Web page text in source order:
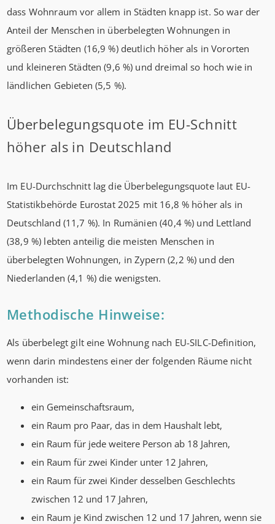
dass Wohnraum vor allem in Städten knapp ist. So war der
Anteil der Menschen in überbelegten Wohnungen in
größeren Städten (16,9 %) deutlich höher als in Vororten
und kleineren Städten (9,6 %) und dreimal so hoch wie in
ländlichen Gebieten (5,5 %).
Überbelegungsquote im EU-Schnitt
höher als in Deutschland
Im EU-Durchschnitt lag die Überbelegungsquote laut EU-
Statistikbehörde Eurostat 2025 mit 16,8 % höher als in
Deutschland (11,7 %). In Rumänien (40,4 %) und Lettland
(38,9 %) lebten anteilig die meisten Menschen in
überbelegten Wohnungen, in Zypern (2,2 %) und den
Niederlanden (4,1 %) die wenigsten.
Methodische Hinweise:
Als überbelegt gilt eine Wohnung nach EU-SILC-Definition,
wenn darin mindestens einer der folgenden Räume nicht
vorhanden ist:
ein Gemeinschaftsraum,
ein Raum pro Paar, das in dem Haushalt lebt,
ein Raum für jede weitere Person ab 18 Jahren,
ein Raum für zwei Kinder unter 12 Jahren,
ein Raum für zwei Kinder desselben Geschlechts
zwischen 12 und 17 Jahren,
ein Raum je Kind zwischen 12 und 17 Jahren, wenn sie